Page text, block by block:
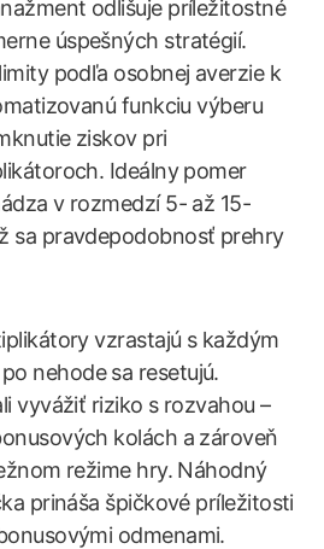
odlišuje príležitostné
úspešných stratégií.
podľa osobnej averzie k
funkciu výberu
ziskov pri
Ideálny pomer
v rozmedzí 5- až 15-
sa pravdepodobnosť prehry
vzrastajú s každým
nehode sa resetujú.
vyvážiť riziko s rozvahou –
kolách a zároveň
režime hry. Náhodný
prináša špičkové príležitosti
odmenami.